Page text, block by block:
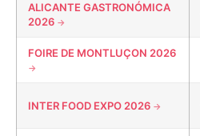
ALICANTE GASTRONÓMICA
2026
FOIRE DE MONTLUÇON 2026
INTER FOOD EXPO 2026